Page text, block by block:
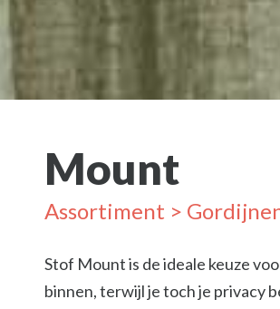
Mount
Assortiment >
Stof Mount is de ideale keuze
binnen, terwijl je toch je privacy